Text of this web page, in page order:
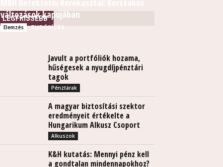
LEGFRISSEBB
változások kapujában
Elemzés TUDÓSÍTÁS
Javult a portfóliók hozama,
hűségesek a nyugdíjpénztári
tagok
Pénztárak
A magyar biztosítási szektor
eredményeit értékelte a
Hungarikum Alkusz Csoport
Alkuszok
K&H kutatás: Mennyi pénz kell
a gondtalan mindennapokhoz?